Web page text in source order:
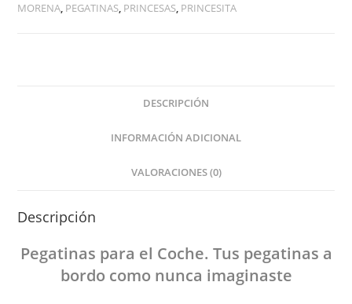
MORENA, PEGATINAS, PRINCESAS, PRINCESITA
DESCRIPCIÓN
INFORMACIÓN ADICIONAL
VALORACIONES (0)
Descripción
Pegatinas para el Coche. Tus pegatinas a
bordocomo nunca imaginaste